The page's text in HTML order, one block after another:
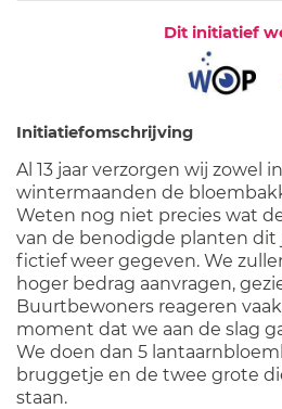
Dit initiatief
Initiatiefomschrijving
Al 13 jaar verzorgen wij zowel
wintermaanden de
Weten nog niet precies wat
van de benodigde planten dit
fictief weer gegeven. We
hoger bedrag aanvragen,
Buurtbewoners reageren
moment dat we aan de slag
We doen dan 5
bruggetje en de twee grote
staan.